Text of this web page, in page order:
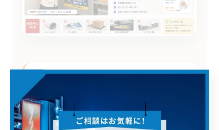
スチールラックに貼る
600×450mm程度までなら、スチールラック